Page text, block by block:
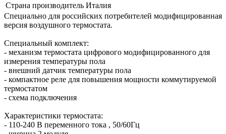
Страна производитель Италия
Специально для российских потребителей модифицированная
версия воздушного термостата.
Специальный комплект:
- механизм термостата цифрового модифицированного для
измерения температуры пола
- внешний датчик температуры пола
- компактное реле для повышения мощности коммутируемой
термостатом
- схема подключения
Характеристики термостата:
- 110-240 В переменного тока , 50/60Гц